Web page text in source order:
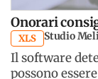
Onorari
XLS Studio
Il software
possono